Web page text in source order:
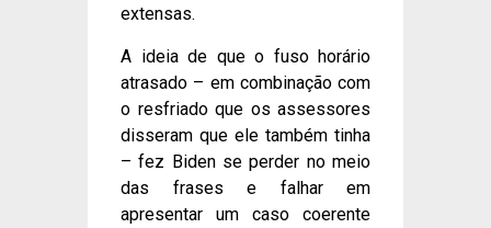
extensas.
A ideia de que o fuso horário
atrasado – em combinação com
o resfriado que os assessores
disseram que ele também tinha
– fez Biden se perder no meio
das frases e falhar em
apresentar um caso coerente